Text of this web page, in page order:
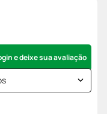
e deixe sua avaliação